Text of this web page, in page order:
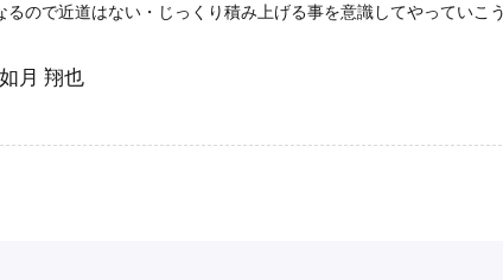
るので近道はない・じっくり積み上げる事を意識してやっていこ
如月 翔也